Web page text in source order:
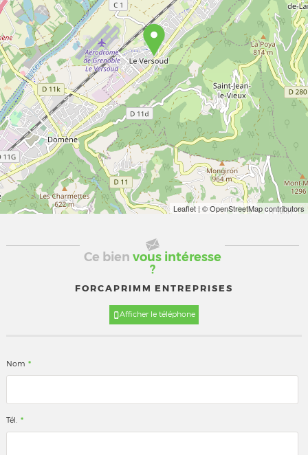
Leaflet | © OpenStreetMap contributors
Ce bien vous intéresse
?
FORCAPRIMM ENTREPRISES
Afficher le téléphone
Nom *
Tél. *